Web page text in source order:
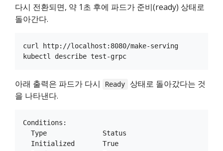
다시 전환되면, 약 1초 후에 파드가 준비(ready) 상태로
돌아간다.
curl http://localhost:8080/make-serving
아래 출력은 파드가 다시 Ready
상태로 돌아갔다는 것
을 나타낸다.
Conditions:
  Type              Status
  Initialized       True